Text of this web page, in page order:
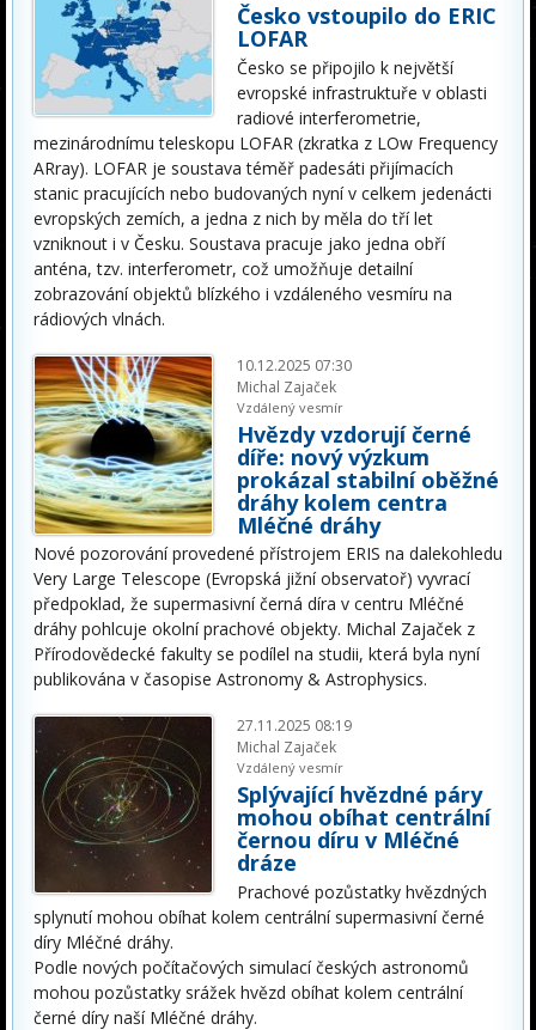
Česko vstoupilo do ERIC
LOFAR
Česko se připojilo k největší
evropské infrastruktuře v oblasti
radiové interferometrie,
mezinárodnímu teleskopu LOFAR (zkratka z LOw Frequency
ARray). LOFAR je soustava téměř padesáti přijímacích
stanic pracujících nebo budovaných nyní v celkem jedenácti
evropských zemích, a jedna z nich by měla do tří let
vzniknout i v Česku. Soustava pracuje jako jedna obří
anténa, tzv. interferometr, což umožňuje detailní
zobrazování objektů blízkého i vzdáleného vesmíru na
rádiových vlnách.
10.12.2025 07:30
Michal Zajaček
Vzdálený vesmír
Hvězdy vzdorují černé
díře: nový výzkum
prokázal stabilní oběžné
dráhy kolem centra
Mléčné dráhy
Nové pozorování provedené přístrojem ERIS na dalekohledu
Very Large Telescope (Evropská jižní observatoř) vyvrací
předpoklad, že supermasivní černá díra v centru Mléčné
dráhy pohlcuje okolní prachové objekty. Michal Zajaček z
Přírodovědecké fakulty se podílel na studii, která byla nyní
publikována v časopise Astronomy & Astrophysics.
27.11.2025 08:19
Michal Zajaček
Vzdálený vesmír
Splývající hvězdné páry
mohou obíhat centrální
černou díru v Mléčné
dráze
Prachové pozůstatky hvězdných
splynutí mohou obíhat kolem centrální supermasivní černé
díry Mléčné dráhy.
Podle nových počítačových simulací českých astronomů
mohou pozůstatky srážek hvězd obíhat kolem centrální
černé díry naší Mléčné dráhy.